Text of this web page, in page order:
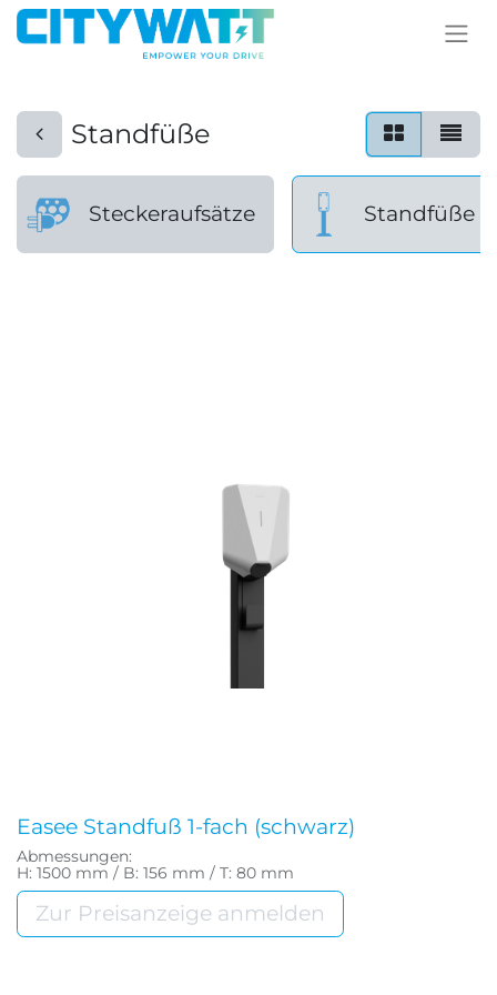
Standfüße
Steckeraufsätze Standfüße
Easee Standfuß 1-fach (schwarz)
Abmessungen:
H: 1500 mm / B: 156 mm / T: 80 mm
Zur Preisanzeige anmelden